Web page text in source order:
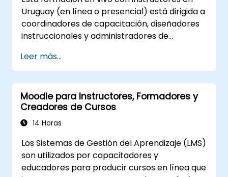
Uruguay (en línea o presencial) está dirigida a
coordinadores de capacitación, diseñadores
instruccionales y administradores de
configuración del LMS, la gestión de usuarios y
roles, la creación de cursos, el seguimiento,
los informes y las mejores prácticas para la
preparación de certificaciones.
Leer más...
Moodle para Instructores, Formadores y
Creadores de Cursos
14 Horas
Los Sistemas de Gestión del Aprendizaje (LMS)
son utilizados por capacitadores y
educadores para producir cursos en línea que